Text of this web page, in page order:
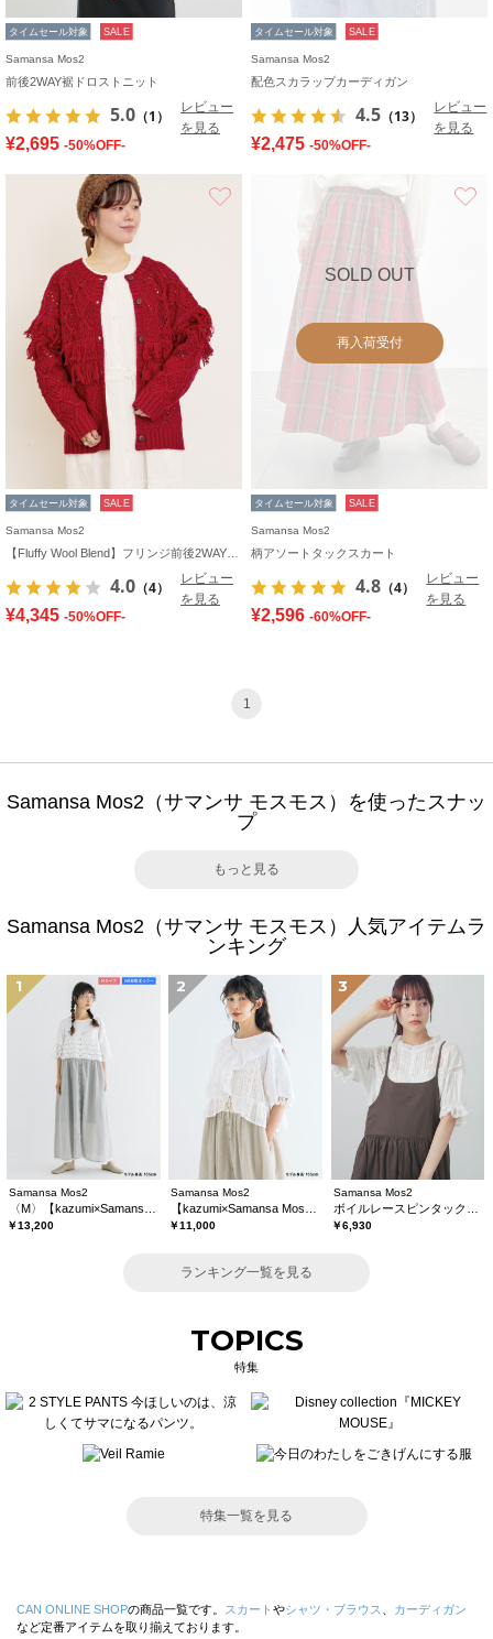
タイムセール対象 SALE
Samansa Mos2
前後2WAY裾ドロストニット
5.0 （1）
レビュー
を見る
¥2,695 -50%OFF-
タイムセール対象 SALE
Samansa Mos2
配色スカラップカーディガン
4.5 （13）
レビュー
を見る
¥2,475 -50%OFF-
タイムセール対象 SALE
Samansa Mos2
4.0 （4）
レビュー
を見る
¥4,345 -50%OFF-
SOLD OUT
再入荷受付
タイムセール対象 SALE
Samansa Mos2
柄アソートタックスカート
4.8 （4）
レビュー
を見る
¥2,596 -60%OFF-
1
Samansa Mos2（サマンサ モスモス）を使ったスナッ
プ
もっと見る
Samansa Mos2（サマンサ モスモス）人気アイテムラ
ンキング
1
Samansa Mos2
￥13,200
2
Samansa Mos2
￥11,000
3
Samansa Mos2
￥6,930
ランキング一覧を見る
TOPICS
特集
特集一覧を見る
CAN ONLINE SHOPの商品一覧です。 スカート やシャツ・ブラウス
カーディガン
など定番アイテムを取り揃えております。